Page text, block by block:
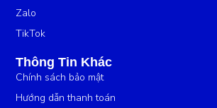
Zalo
TikTok
Thông Tin Khác
Chính sách bảo mật
Hướng dẫn thanh toán